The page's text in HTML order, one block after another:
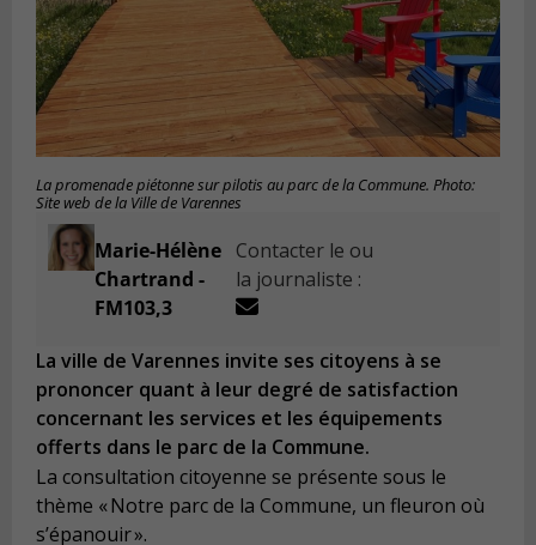
La promenade piétonne sur pilotis au parc de la Commune. Photo:
Site web de la Ville de Varennes
Marie-Hélène
Chartrand -
FM103,3
Contacter le ou
la journaliste :
La ville de Varennes invite ses citoyens à se
prononcer quant à leur degré de satisfaction
concernant les services et les équipements
offerts dans le parc de la Commune.
La consultation citoyenne se présente sous le
thème « Notre parc de la Commune, un fleuron où
s’épanouir ».